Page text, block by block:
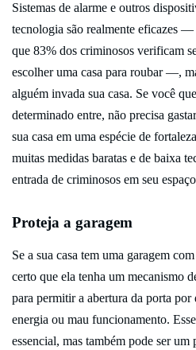
Sistemas de alarme e outros
tecnologia são realmente eficazes
que 83% dos criminosos verificam
escolher uma casa para roubar —,
alguém invada sua casa. Se você
determinado entre, não precisa
sua casa em uma espécie de
muitas medidas baratas e de baixa
entrada de criminosos em seu
Proteja a garagem
Se a sua casa tem uma garagem
certo que ela tenha um mecanismo
para permitir a abertura da porta
energia ou mau funcionamento.
essencial, mas também pode ser